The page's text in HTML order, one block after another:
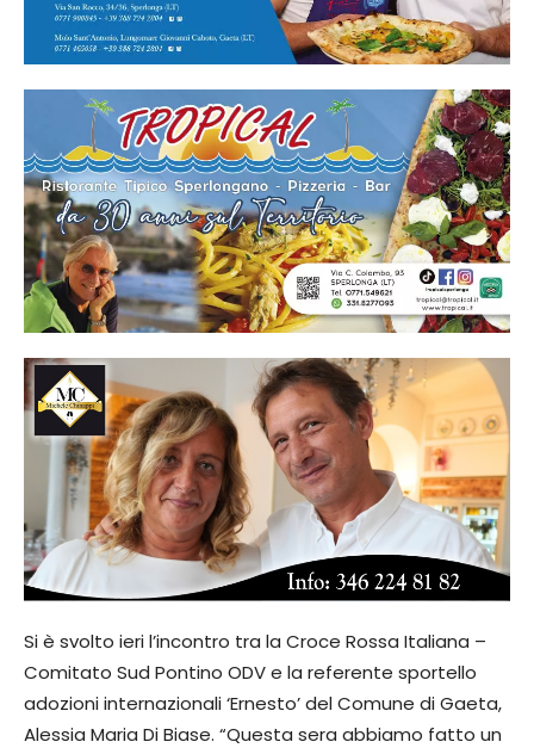
Si è svolto ieri l’incontro tra la Croce Rossa Italiana –
Comitato Sud Pontino ODV e la referente sportello
adozioni internazionali ‘Ernesto’ del Comune di Gaeta,
Alessia Maria Di Biase. “Questa sera abbiamo fatto un